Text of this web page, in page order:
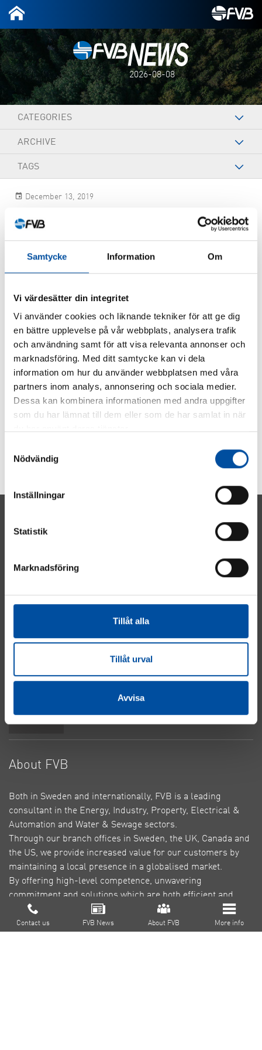
Samtycke Information Om
Vi värdesätter din integritet
Vi använder cookies och liknande tekniker för att ge dig
en bättre upplevelse på vår webbplats, analysera trafik
och användning samt för att visa relevanta annonser och
marknadsföring. Med ditt samtycke kan vi dela
information om hur du använder webbplatsen med våra
partners inom analys, annonsering och sociala medier.
Dessa kan kombinera informationen med andra uppgifter
som du har lämnat till dem eller som de har samlat in när
Nödvändig
Inställningar
Statistik
Marknadsföring
Tillåt alla
Tillåt urval
Avvisa
2026-08-08
CATEGORIES
ARCHIVE
TAGS
December 13, 2019
André Larsson
SHARE ARTICLE
About FVB
Contact us FVB News About FVB More info
Energy
Real Estate
Water & Sewage
Privacy Policy
About FVB
Both in Sweden and internationally, FVB is a leading
consultant in the Energy, Industry, Property, Electrical &
Automation and Water & Sewage sectors.
Through our branch offices in Sweden, the UK, Canada and
the US, we provide increased value for our customers by
maintaining a local presence in a globalised market.
By offering high-level competence, unwavering
commitment and solutions which are both efficient and
green, our goal is to reduce environmental impact,
contribute to a sustainable society and create profitability